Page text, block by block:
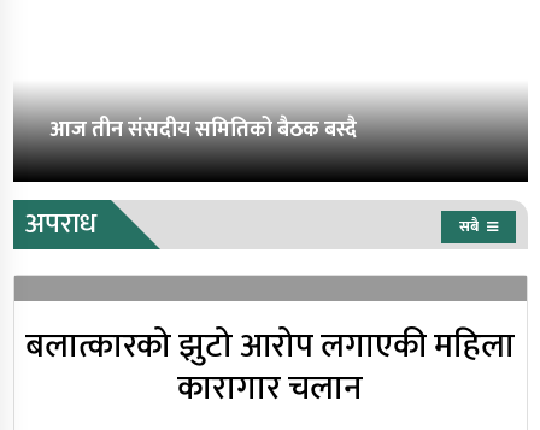
आज तीन संसदीय समितिको बैठक बस्दै
अपराध सबै
बलात्कारको झुटो आरोप लगाएकी महिला
कारागार चलान